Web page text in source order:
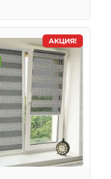
АКЦИЯ!